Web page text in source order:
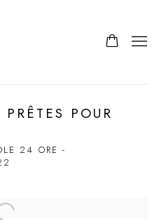
POUR
24 ORE -
image in a popup: